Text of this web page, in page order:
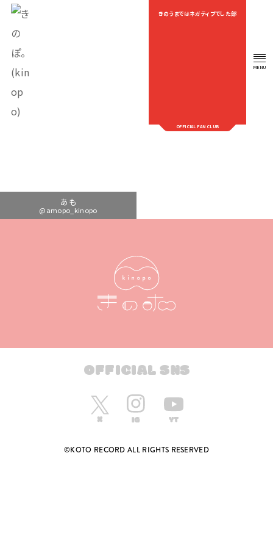
きのうまではネガティブでした部
OFFICIAL FAN CLUB
MENU
あも
@amopo_kinopo
OFFICIAL SNS
©KOTO RECORD ALL RIGHTS RESERVED